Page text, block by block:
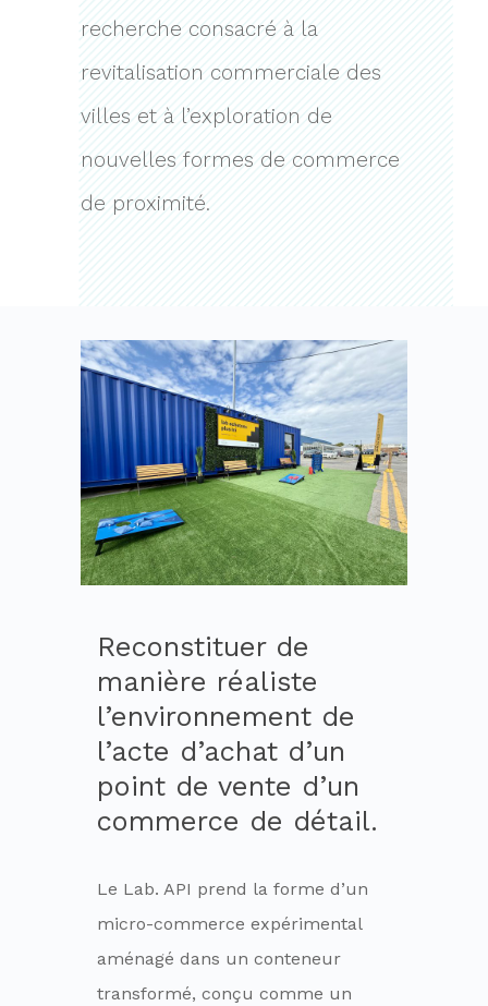
recherche consacré à la
revitalisation commerciale des
villes et à l’exploration de
nouvelles formes de commerce
de proximité.
Reconstituer de
manière réaliste
l’environnement de
l’acte d’achat d’un
point de vente d’un
commerce de détail.
Le Lab. API prend la forme d’un
micro-commerce expérimental
aménagé dans un conteneur
transformé, conçu comme un